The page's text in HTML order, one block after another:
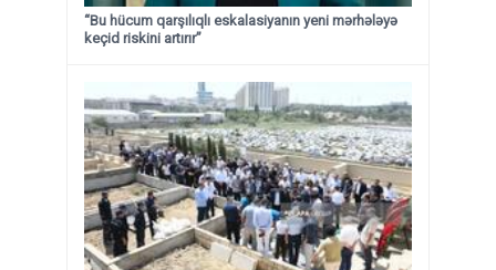
“Bu hücum qarşılıqlı eskalasiyanın yeni mərhələyə
keçid riskini artırır”